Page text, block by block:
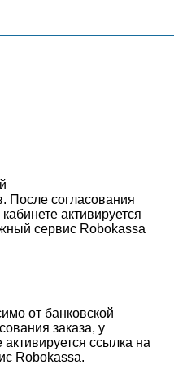
После согласования
активируется
сервис Robokassa
от банковской
заказа, у
ссылка на
Robokassa.